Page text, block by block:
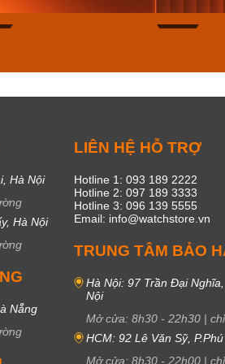
Hà Nội
Hà Nội
Nẵng
LIÊN HỆ HỖ TRỢ
Hotline 1: 093 189 2222
Hotline 2: 097 189 3333
Hotline 3: 096 139 5555
Email: info@watchstore.vn
TRUNG TÂM BẢO
Hà Nội: 97 Trần Đại
Nội
Mở cửa: 8h30 - 22h30 |
HCM: 92 Lê Văn Sỹ,
Mở cửa: 8h30 - 22h00 |